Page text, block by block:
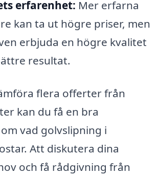
erfarenhet: Mer erfarna
kan ta ut högre priser, men
erbjuda en högre kvalitet
resultat.
flera offerter från
kan du få en bra
vad golvslipning i
Att diskutera dina
och få rådgivning från